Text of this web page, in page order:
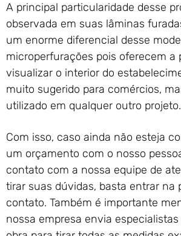
A principal particularidade desse
observada em suas lâminas
um enorme diferencial desse
microperfurações pois oferecem a
visualizar o interior do
muito sugerido para comércios,
utilizado em qualquer outro projeto.
Com isso, caso ainda não esteja
um orçamento com o nosso
contato com a nossa equipe de
tirar suas dúvidas, basta entrar na
contato. Também é importante
nossa empresa envia